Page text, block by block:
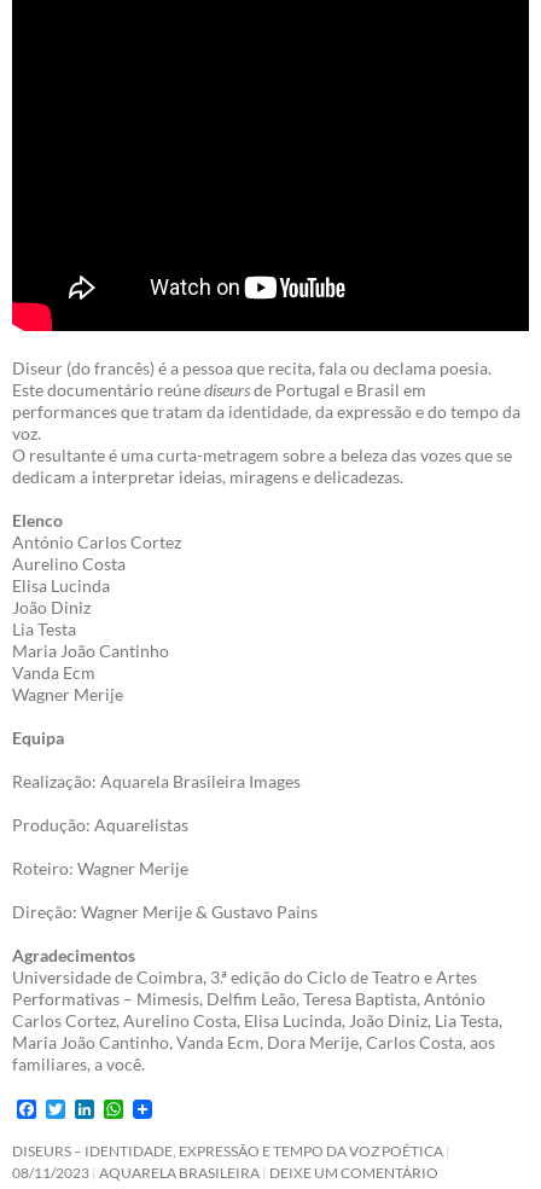
Diseur (do francês) é a pessoa que recita, fala ou declama poesia.
Este documentário reúnediseursde Portugal e Brasil em
performances que tratam da identidade, da expressão e do tempo da
voz.
O resultante é uma curta-metragem sobre a beleza das vozes que se
dedicam a interpretar ideias, miragens e delicadezas.
Elenco
António Carlos Cortez
Aurelino Costa
Elisa Lucinda
João Diniz
Lia Testa
Maria João Cantinho
Vanda Ecm
Wagner Merije
Equipa
Realização: Aquarela Brasileira Images
Produção: Aquarelistas
Roteiro: Wagner Merije
Direção: Wagner Merije & Gustavo Pains
Agradecimentos
Universidade de Coimbra, 3.ª edição do Ciclo de Teatro e Artes
Performativas – Mimesis, Delfim Leão, Teresa Baptista, António
Carlos Cortez, Aurelino Costa, Elisa Lucinda, João Diniz, Lia Testa,
Maria João Cantinho, Vanda Ecm, Dora Merije, Carlos Costa, aos
familiares, a você.
F
c
e
T
i
t
n
k
W
a
t
DISEURS – IDENTIDADE, EXPRESSÃO E TEMPO DA VOZ POÉTICA
08/11/2023 AQUARELA BRASILEIRA DEIXE UM COMENTÁRIO